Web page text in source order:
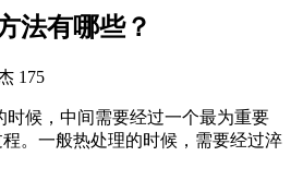
法有哪些？
175
候，中间需要经过一个最为重要
。一般热处理的时候，需要经过淬